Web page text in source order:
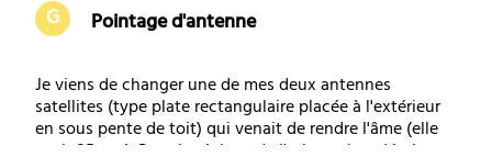
G
Pointage d'antenne
Je viens de changer une de mes deux antennes
satellites (type plate rectangulaire placée à l'extérieur
en sous pente de toit) qui venait de rendre l'âme (elle
avait 25 ans). Pour le réglage de l'orientation c'était